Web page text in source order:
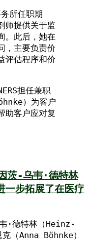
所任职期
师提供关于监
。此后，她在
，主要负责价
评估程序和价
担任兼职
）为客户
助客户应对复
茨-乌韦·德特林
一步拓展了在医疗
韦·德特林（Heinz-
（Anna Böhnke）